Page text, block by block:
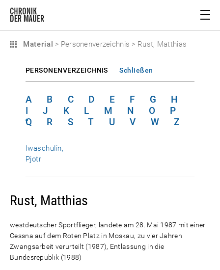
Material > Personenverzeichnis > Rust, Matthias
PERSONENVERZEICHNIS Schließen
A B C D E F G
H
I
J K L M N O
P
Q
R S T U V W Z
Iwaschulin,
Pjotr
Rust, Matthias
westdeutscher Sportflieger, landete am 28. Mai 1987 mit einer
Cessna auf dem Roten Platz in Moskau, zu vier Jahren
Zwangsarbeit verurteilt (1987), Entlassung in die
Bundesrepublik (1988)